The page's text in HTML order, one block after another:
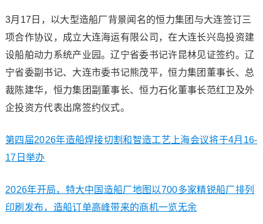
3月17日，以大型造船厂背景闻名的恒力集团与大连签订三
项合作协议，成立大连海运有限公司，在大连长兴岛投资建
设船舶动力系统产业园。辽宁省委书记许昆林见证签约。辽
宁省委副书记、大连市委书记熊茂平，恒力集团董事长、总
裁陈建华，恒力集团副董事长、恒力石化董事长范红卫及外
企投资方代表出席签约仪式。
第四届2026年造船焊接切割和智造工艺上海会议将于4月16-
17日举办
2026年开局，特大中国造船厂地图以700多家精锐船厂排列
印刷发布，造船订单高峰带来的商机一览无余